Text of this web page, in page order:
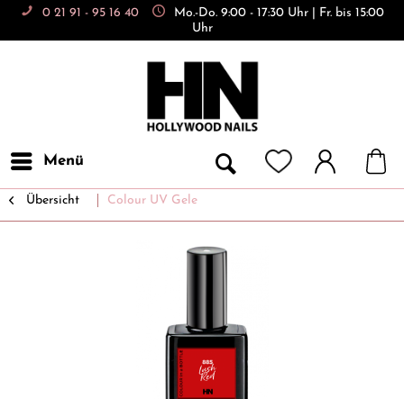
0 21 91 - 95 16 40
Mo.-Do. 9:00 - 17:30 Uhr | Fr. bis 15:00
Uhr
Menü
Übersicht Colour UV Gele